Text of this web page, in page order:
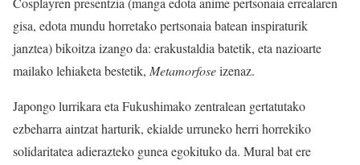
gisa, edota mundu horretako pertsonaia batean inspiraturik
janztea) bikoitza izango da: erakustaldia batetik, eta nazioarte
mailako lehiaketa bestetik, Metamorfoseizenaz.
Japongo lurrikara eta Fukushimako zentralean gertatutako
ezbeharra aintzat harturik, ekialde urruneko herri horrekiko
solidaritatea adierazteko gunea egokituko da. Mural bat ere